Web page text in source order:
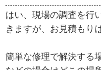
はい、現場の調査を行
きますが、お見積もり
簡単な修理で解決する